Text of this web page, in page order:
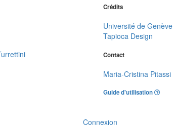
Crédits
Université de Genève
Tapioca Design
Contact
Maria-Cristina Pitassi
Guide d'utilisation
Connexion